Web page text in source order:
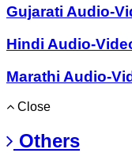
Gujarati Audio-
Hindi Audio-
Marathi Audio-
Close
Others